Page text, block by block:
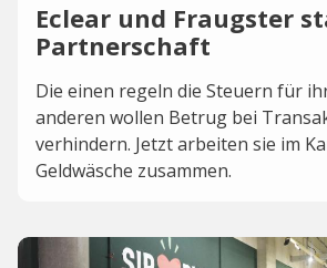
Eclear und Fraugster
Partnerschaft
Die einen regeln die Steuern für
anderen wollen Betrug bei
verhindern. Jetzt arbeiten sie im
Geldwäsche zusammen.